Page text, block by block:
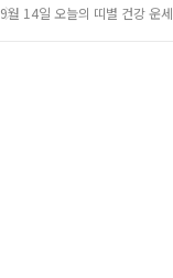
9월 14일 오늘의 띠별 건강 운세